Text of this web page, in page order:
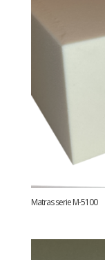
Matras serie M-5100